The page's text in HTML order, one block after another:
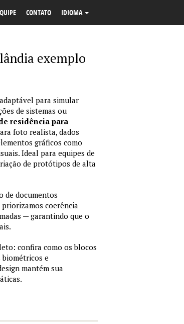
CONTATO IDIOMA
exemplo
para simular
de sistemas ou
residência para
foto realista, dados
gráficos como
Ideal para equipes de
de protótipos de alta
de documentos
coerência
— garantindo que o
confira como os blocos
biométricos e
mantém sua